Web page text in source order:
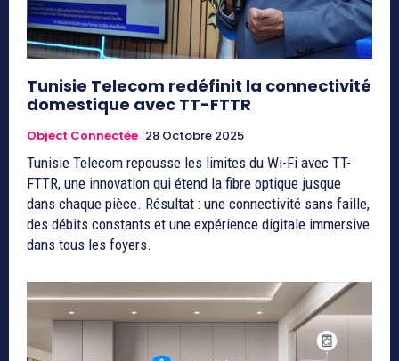
Tunisie Telecom redéfinit la connectivité
domestique avec TT-FTTR
Object Connectée 28 Octobre 2025
Tunisie Telecom repousse les limites du Wi-Fi avec TT-
FTTR, une innovation qui étend la fibre optique jusque
dans chaque pièce. Résultat : une connectivité sans faille,
des débits constants et une expérience digitale immersive
dans tous les foyers.